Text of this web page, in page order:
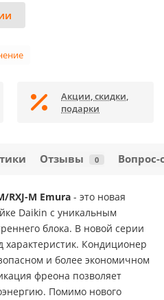
Акции, скидки,
подарки
Отзывы 0 Вопрос-
RXJ-M Emura - это новая
Daikin с уникальным
блока. В новой серии
характеристик. Кондиционер
и более экономичном
фреона позволяет
Помимо нового